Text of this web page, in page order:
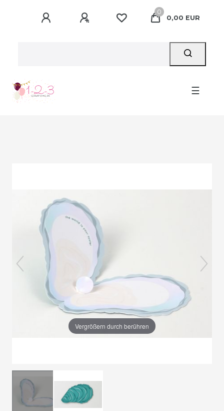
0
0,00 EUR
☰
Vergrößern durch berühren